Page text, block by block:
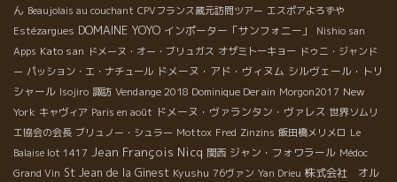
ん Beaujolais au couchant CPVフランス蔵元訪問ツアー エスポアよろずや
Estézargues DOMAINE YOYO インポーター「サンフォニー」
Nishio san
Apps Kato san ドメーヌ・オー・ブリュガス オザミトーキョー ドゥニ・ジャンド
ー パッション・エ・ナチュール ドメーヌ・アド・ヴィヌム シルヴェール・トリ
シャール Isojiro 諏訪 Vendange 2018 Dominique Derain Morgon2017 New
York キャヴィア Paris en août ドメーヌ・ヴァランタン・ヴァレス 世界ソムリ
エ協会の会長 ブリュノー・シュラー Mottox Fred Zinzins 飯田橋メリメロ Le
Balaise lot 1417 Jean François Nicq 関西 ジャン・フォワラール Médoc
Grand Vin St Jean de la Ginest Kyushu 76ヴァン Yan Drieu 株式会社 オル